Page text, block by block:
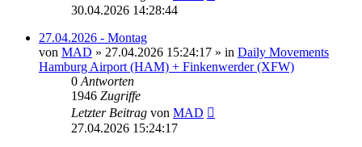
30.04.2026 14:28:44
27.04.2026 - Montag
von MAD » 27.04.2026 15:24:17 » in Daily Movements
Hamburg Airport (HAM) + Finkenwerder (XFW)
0 Antworten
1946 Zugriffe
Letzter Beitrag von MAD
27.04.2026 15:24:17